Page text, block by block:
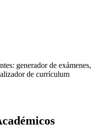
generador de exámenes,
de currículum